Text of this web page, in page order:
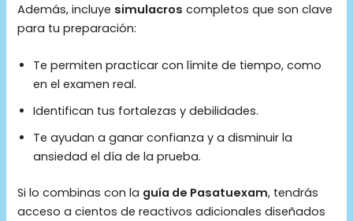
Además, incluye simulacros completos que son clave
para tu preparación:
Te permiten practicar con límite de tiempo, como
en el examen real.
Identifican tus fortalezas y debilidades.
Te ayudan a ganar confianza y a disminuir la
ansiedad el día de la prueba.
Si lo combinas con la guía de Pasatuexam, tendrás
acceso a cientos de reactivos adicionales diseñados